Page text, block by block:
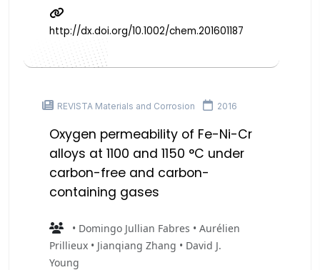
http://dx.doi.org/10.1002/chem.201601187
REVISTA Materials and Corrosion 2016
Oxygen permeability of Fe-Ni-Cr
alloys at 1100 and 1150 °C under
carbon-free and carbon-
containing gases
• Domingo Jullian Fabres • Aurélien
Prillieux • Jianqiang Zhang • David J.
Young